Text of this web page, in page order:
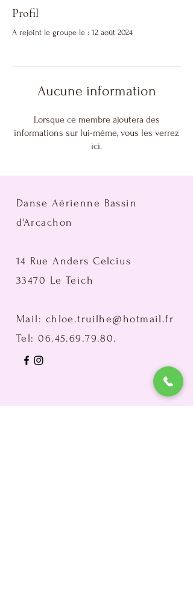
Profil
A rejoint le groupe le : 12 août 2024
Aucune information
Lorsque ce membre ajoutera des
informations sur lui-même, vous les verrez
ici.
Danse Aérienne Bassin
d'Arcachon
14 Rue Anders Celcius
33470 Le Teich
Mail: chloe.truilhe@hotmail.fr
Tel:06.45.69.79.80.